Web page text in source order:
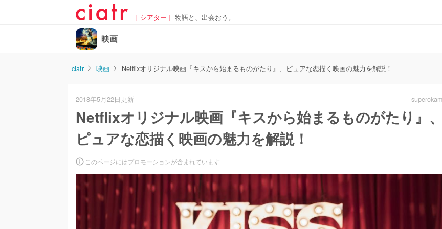
[ シアター ] 物語と、出会おう。
映画
ciatr 映画 Netflixオリジナル映画『キスから始まるものがたり』、ピュアな恋描く映画の魅力を解説！
2018年5月22日更新
Netflixオリジナル映画『キスから始まるものがたり』、
ピュアな恋描く映画の魅力を解説！
このページにはプロモーションが含まれています